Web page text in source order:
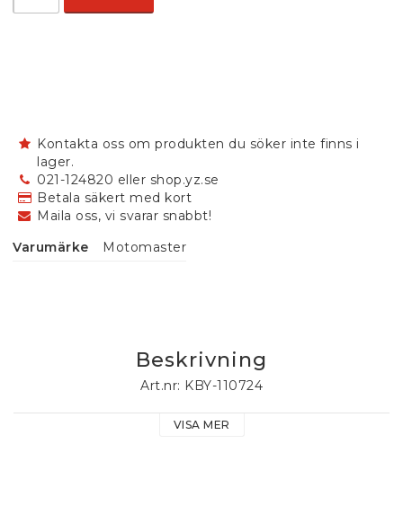
Kontakta oss om produkten du söker inte finns i
lager.
021-124820 eller shop.yz.se
Betala säkert med kort
Maila oss, vi svarar snabbt!
Varumärke
Motomaster
Beskrivning
Art.nr: KBY-110724
VISA MER